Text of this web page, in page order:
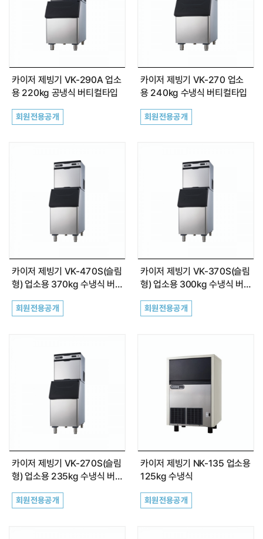
카이저 제빙기 VK-290A 업소
용 220kg 공냉식 버티컬타입
회원전용공개
카이저 제빙기 VK-270 업소
용 240kg 수냉식 버티컬타입
회원전용공개
카이저 제빙기 VK-470S(슬림
형) 업소용 370kg 수냉식 버
회원전용공개
카이저 제빙기 VK-370S(슬림
형) 업소용 300kg 수냉식 버
회원전용공개
카이저 제빙기 VK-270S(슬림
형) 업소용 235kg 수냉식 버
회원전용공개
카이저 제빙기 NK-135 업소용
125kg 수냉식
회원전용공개